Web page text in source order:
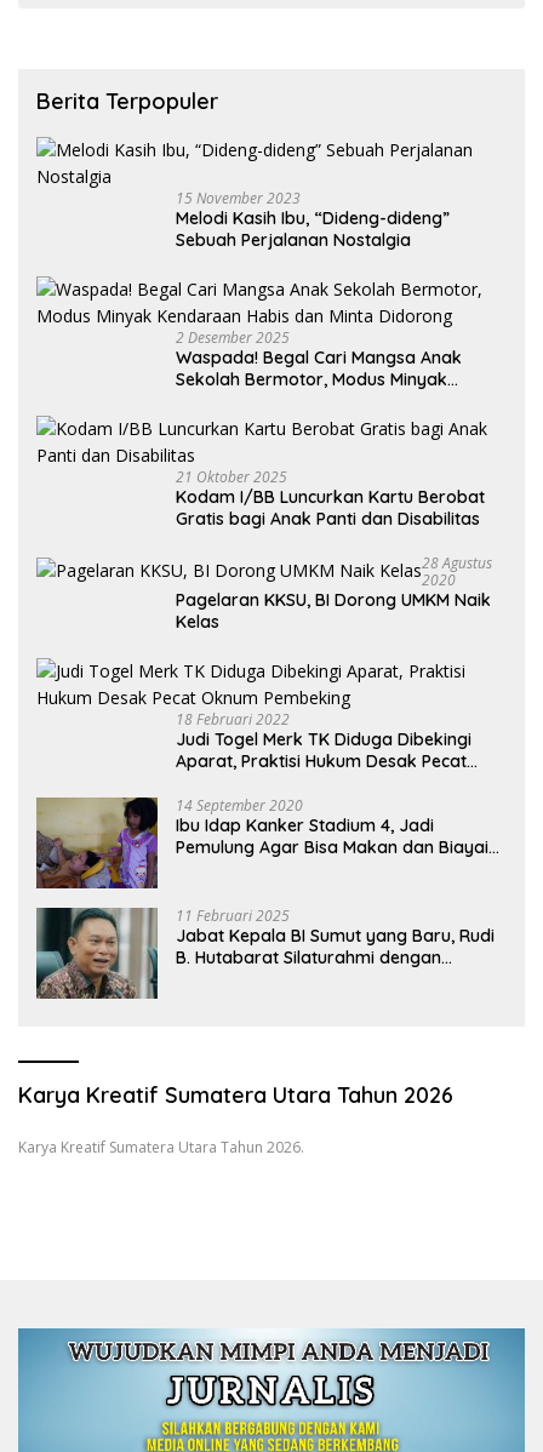
Berita Terpopuler
15 November 2023
Melodi Kasih Ibu, “Dideng-dideng”
Sebuah Perjalanan Nostalgia
2 Desember 2025
Waspada! Begal Cari Mangsa Anak
Sekolah Bermotor, Modus Minyak
21 Oktober 2025
Kodam I/BB Luncurkan Kartu Berobat
Gratis bagi Anak Panti dan Disabilitas
28 Agustus
2020
Pagelaran KKSU, BI Dorong UMKM Naik
Kelas
18 Februari 2022
Judi Togel Merk TK Diduga Dibekingi
Aparat, Praktisi Hukum Desak Pecat
14 September 2020
Ibu Idap Kanker Stadium 4, Jadi
Pemulung Agar Bisa Makan dan Biayai
11 Februari 2025
Jabat Kepala BI Sumut yang Baru, Rudi
B. Hutabarat Silaturahmi dengan
Karya Kreatif Sumatera Utara Tahun 2026
Karya Kreatif Sumatera Utara Tahun 2026.